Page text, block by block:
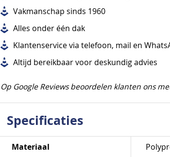
Vakmanschap sinds 1960
Alles onder één dak
Klantenservice via telefoon, mail en
Altijd bereikbaar voor deskundig advies
Op Google Reviews beoordelen klanten ons
Specificaties
Specificaties
Materiaal